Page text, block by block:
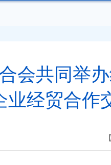
会共同举
业经贸合作